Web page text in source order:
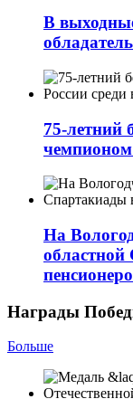
В
75-летний
чемпионом
На
областной
Награды
Больше